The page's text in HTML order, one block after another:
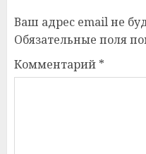
Ваш адрес email не
Обязательные поля
Комментарий *